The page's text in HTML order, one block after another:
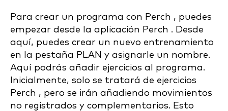
Para crear un programa con Perch , puedes
empezar desde la aplicación Perch . Desde
aquí, puedes crear un nuevo entrenamiento
en la pestaña PLAN y asignarle un nombre.
Aquí podrás añadir ejercicios al programa.
Inicialmente, solo se tratará de ejercicios
Perch , pero se irán añadiendo movimientos
no registrados y complementarios. Esto